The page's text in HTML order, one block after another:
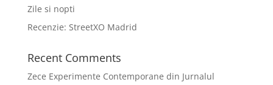
Zile si nopti
Recenzie: StreetXO Madrid
Recent Comments
Zece Experimente Contemporane din Jurnalul